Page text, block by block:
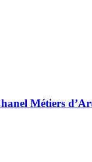
Métiers